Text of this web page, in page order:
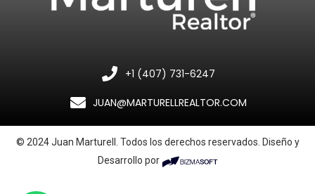
+1 (407) 731-6247
JUAN@MARTURELLREALTOR.COM
© 2024 Juan Marturell. Todos los derechos reservados. Diseño y
Desarrollo por